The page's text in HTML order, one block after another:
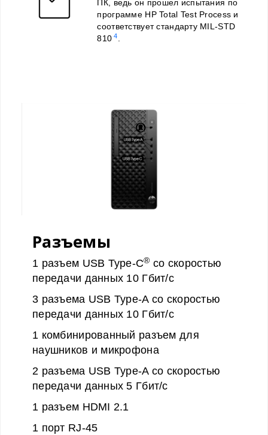
ПК, ведь он прошел испытания по
программе HP Total Test Process и
соответствует стандарту MIL-STD
810 4
Разъемы
1 разъем USB Type-C® со скоростью
передачи данных 10 Гбит/с
3 разъема USB Type-A со скоростью
передачи данных 10 Гбит/с
1 комбинированный разъем для
наушников и микрофона
2 разъема USB Type-A со скоростью
передачи данных 5 Гбит/с
1 разъем HDMI 2.1
1 порт RJ-45